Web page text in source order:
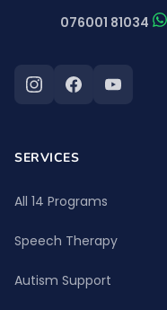
076001 81034
SERVICES
All 14 Programs
Speech Therapy
Autism Support